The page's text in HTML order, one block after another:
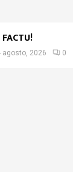
agosto, 2026 0